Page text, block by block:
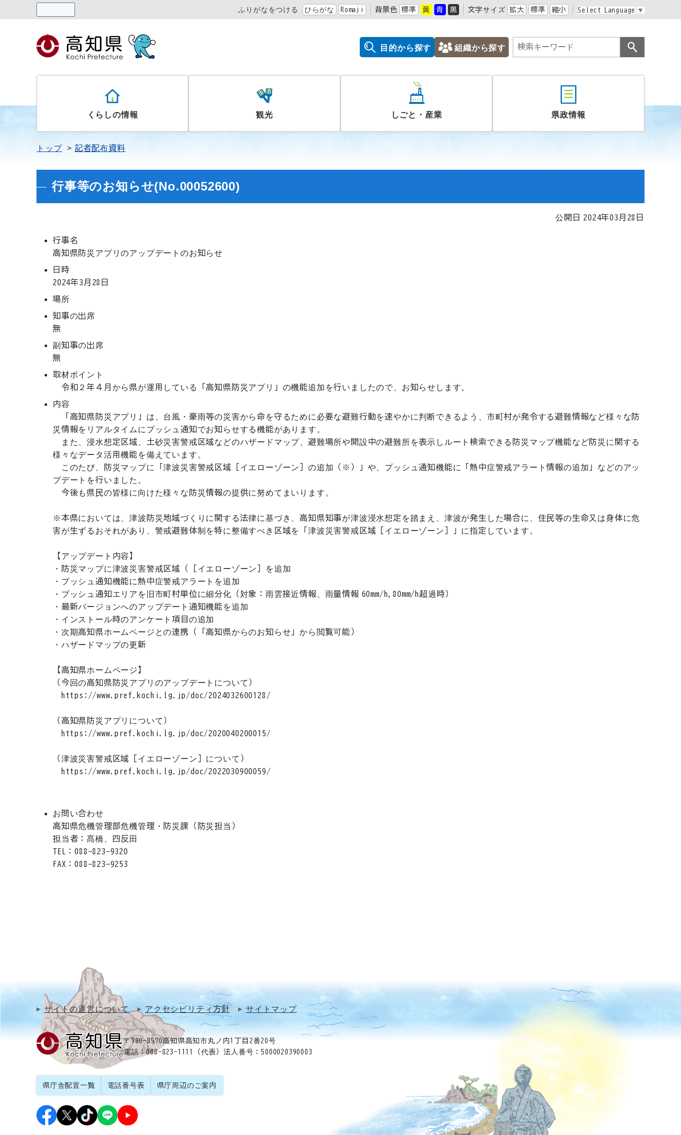
ふりがなをつける ひらがな Romaji 背景色 標準 黄 青 黒 文字サイズ 拡大 標準 縮小 Select Language ▼
目的から探す 組織から探す
くらしの情報 観光 しごと・産業 県政情報
トップ 記者配布資料
行事等のお知らせ(No.00052600)
公開日 2024年03月28日
行事名
高知県防災アプリのアップデートのお知らせ
日時
2024年3月28日
場所
知事の出席
無
副知事の出席
無
取材ポイント
内容
「高知県防災アプリ」は、台風・豪雨等の災害から命を守るために必要な避難行動を速やかに判断できるよう、市町村が発令する避難情報など様々な防
災情報をリアルタイムにプッシュ通知でお知らせする機能があります。
また、浸水想定区域、土砂災害警戒区域などのハザードマップ、避難場所や開設中の避難所を表示しルート検索できる防災マップ機能など防災に関する
様々なデータ活用機能を備えています。
このたび、防災マップに「津波災害警戒区域［イエローゾーン］の追加（※）」や、プッシュ通知機能に「熱中症警戒アラート情報の追加」などのアッ
プデートを行いました。
今後も県民の皆様に向けた様々な防災情報の提供に努めてまいります。
※本県においては、津波防災地域づくりに関する法律に基づき、高知県知事が津波浸水想定を踏まえ、津波が発生した場合に、住民等の生命又は身体に危
害が生ずるおそれがあり、警戒避難体制を特に整備すべき区域を「津波災害警戒区域［イエローゾーン］」に指定しています。
【アップデート内容】
・防災マップに津波災害警戒区域（［イエローゾーン］を追加
・プッシュ通知機能に熱中症警戒アラートを追加
・プッシュ通知エリアを旧市町村単位に細分化（対象：雨雲接近情報、雨量情報 60mm/h,80mm/h超過時）
・最新バージョンへのアップデート通知機能を追加
・インストール時のアンケート項目の追加
・次期高知県ホームページとの連携（「高知県からのお知らせ」から閲覧可能）
・ハザードマップの更新
【高知県ホームページ】
（今回の高知県防災アプリのアップデートについて）
https://www.pref.kochi.lg.jp/doc/2024032600128/
（高知県防災アプリについて）
https://www.pref.kochi.lg.jp/doc/2020040200015/
（津波災害警戒区域［イエローゾーン］について）
https://www.pref.kochi.lg.jp/doc/2022030900059/
お問い合わせ
高知県危機管理部危機管理・防災課（防災担当）
担当者：髙橋、四反田
TEL：088-823-9320
FAX：088-823-9253
サイトの運営について アクセシビリティ方針 サイトマップ
〒780-8570高知県高知市丸ノ内1丁目2番20号
電話：088-823-1111（代表）法人番号：5000020390003
県庁舎配置一覧 電話番号表 県庁周辺のご案内